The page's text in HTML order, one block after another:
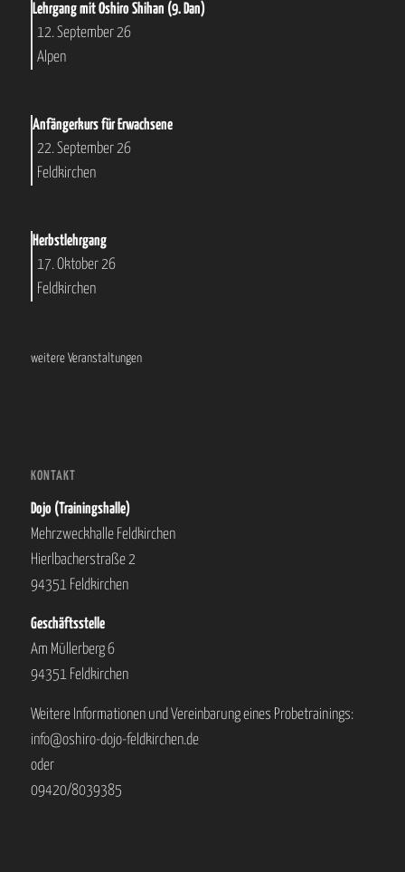
Lehrgang mit Oshiro Shihan (9. Dan)
12. September 26
Alpen
Anfängerkurs für Erwachsene
22. September 26
Feldkirchen
Herbstlehrgang
17. Oktober 26
Feldkirchen
weitere Veranstaltungen
KONTAKT
Dojo (Trainingshalle)
Mehrzweckhalle Feldkirchen
Hierlbacherstraße 2
94351 Feldkirchen
Geschäftsstelle
Am Müllerberg 6
94351 Feldkirchen
Weitere Informationen und Vereinbarung eines Probetrainings:
info@oshiro-dojo-feldkirchen.de
oder
09420/8039385